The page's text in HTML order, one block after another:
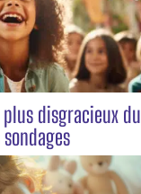
disgracieux du